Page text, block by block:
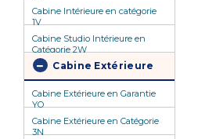
Cabine Intérieure en catégorie
1V
Cabine Studio Intérieure en
Catégorie 2W
Cabine Extérieure
Cabine Extérieure en Garantie
YO
Cabine Extérieure en Catégorie
3N